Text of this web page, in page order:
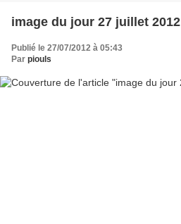
image du jour 27 juillet 2012
Publié le 27/07/2012 à 05:43
Par piouls